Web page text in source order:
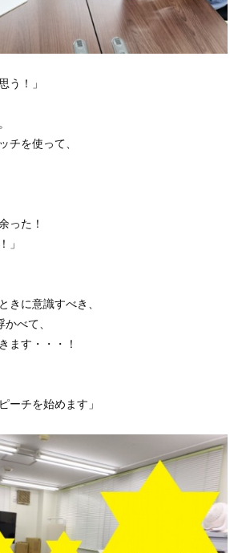
う！」
チを使って、
った！
」
きに意識すべき、
べて、
ます・・・！
ーチを始めます」